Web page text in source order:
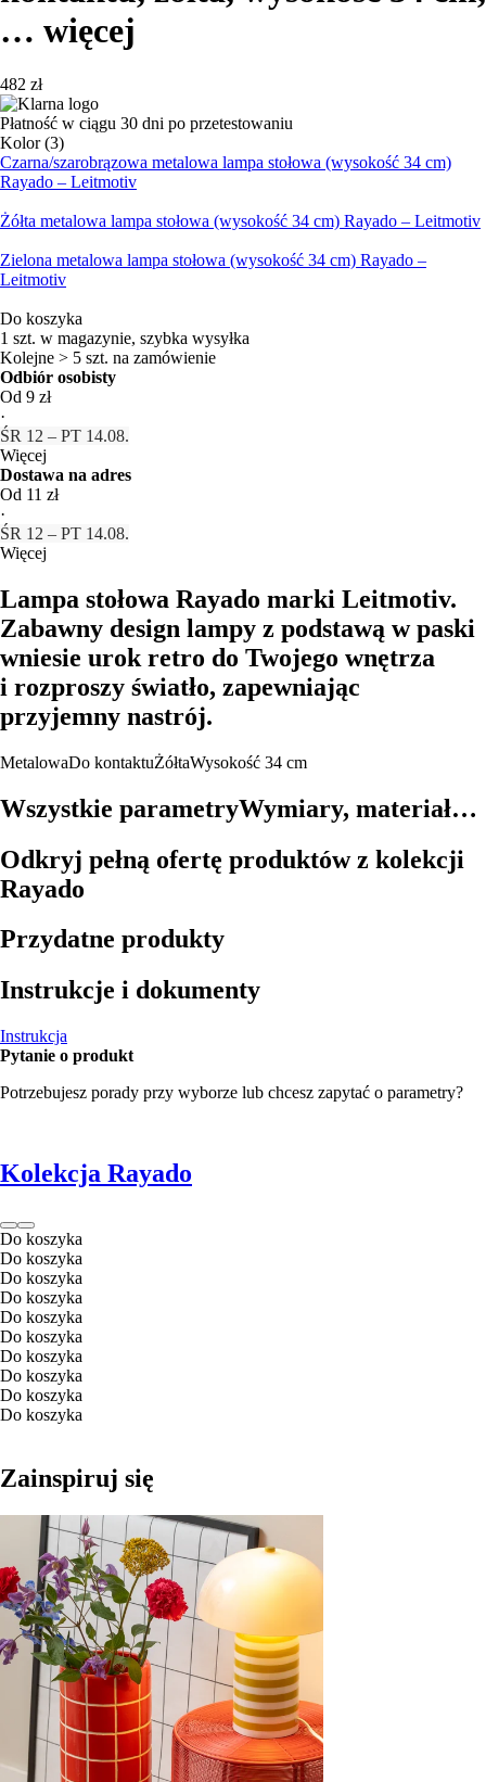
… więcej
482 zł
Płatność w ciągu 30 dni po przetestowaniu
Kolor (3)
Czarna/szarobrązowa metalowa lampa stołowa (wysokość 34 cm)
Rayado – Leitmotiv
Żółta metalowa lampa stołowa (wysokość 34 cm) Rayado – Leitmotiv
Zielona metalowa lampa stołowa (wysokość 34 cm) Rayado –
Leitmotiv
Do koszyka
1 szt. w magazynie, szybka wysyłka
Kolejne > 5 szt. na zamówienie
Odbiór osobisty
Od 9 zł
·
ŚR 12 – PT 14.08.
Więcej
Dostawa na adres
Od 11 zł
·
ŚR 12 – PT 14.08.
Więcej
Lampa stołowa Rayado marki Leitmotiv.
Zabawny design lampy z podstawą w paski
wniesie urok retro do Twojego wnętrza
i rozproszy światło, zapewniając
przyjemny nastrój.
MetalowaDo kontaktuŻółtaWysokość 34 cm
Wszystkie parametryWymiary, materiał…
Odkryj pełną ofertę produktów z kolekcji
Rayado
Przydatne produkty
Instrukcje i dokumenty
Instrukcja
Pytanie o produkt
Potrzebujesz porady przy wyborze lub chcesz zapytać o parametry?
Kolekcja Rayado
Do koszyka
Do koszyka
Do koszyka
Do koszyka
Do koszyka
Do koszyka
Do koszyka
Do koszyka
Do koszyka
Do koszyka
Zainspiruj się